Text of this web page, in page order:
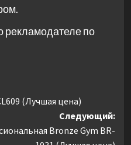
по
(Лучшая цена)
Следующий:
Bronze Gym BR-